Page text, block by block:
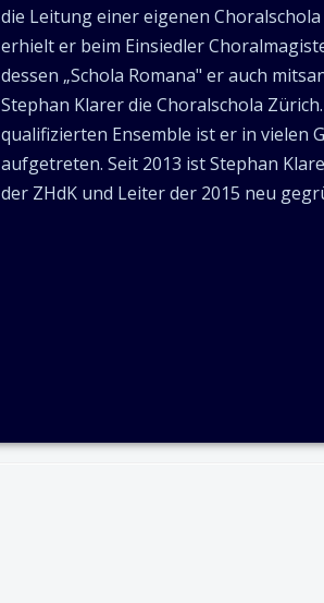
die Leitung einer eigenen
erhielt er beim Einsiedler
dessen „Schola Romana" er auch
Stephan Klarer die Choralschola
qualifizierten Ensemble ist er in vielen
aufgetreten. Seit 2013 ist Stephan
der ZHdK und Leiter der 2015 neu